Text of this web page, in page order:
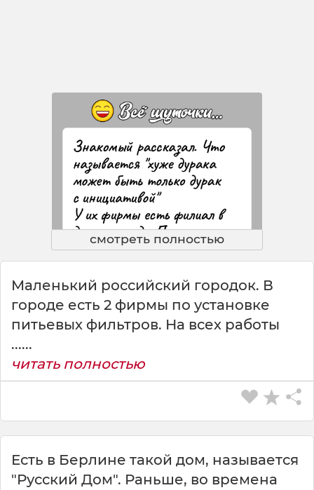
СКАЧАТЬ КАРТИНКУ
смотреть полностью
Маленький российский городок. В
городе есть 2 фирмы по установке
питьевых фильтров. На всех работы
......
читать полностью
Есть в Берлине такой дом, называется
"Русский Дом". Раньше, во времена